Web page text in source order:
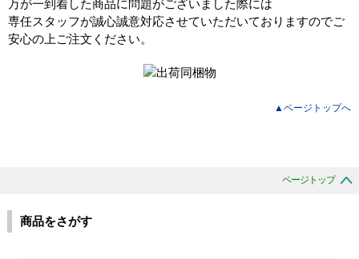
万が一到着した商品に問題がございました際には
専任スタッフが誠心誠意対応させていただいておりますのでご
安心の上ご注文ください。
▲ページトップへ
ページトップ
商品をさがす